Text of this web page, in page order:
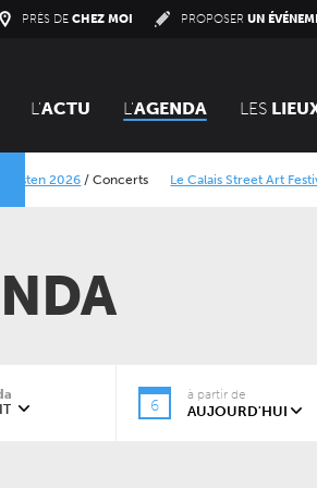
PRÈS DE CHEZ MOI PROPOSERUN
L'ACTU L'AGENDA LES
2026/Concerts Le Calais Street Art Festival/
6
à partir de